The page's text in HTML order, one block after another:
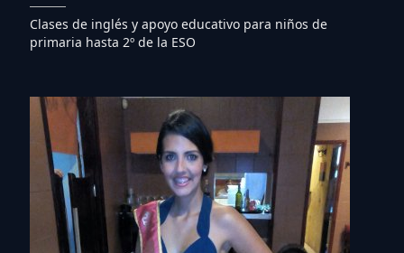
Clases de inglés y apoyo educativo para niños de
primaria hasta 2º de la ESO